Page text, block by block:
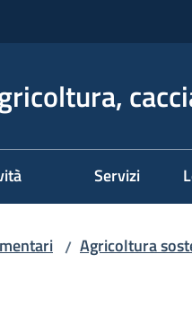
Servizi
/ Agricoltura